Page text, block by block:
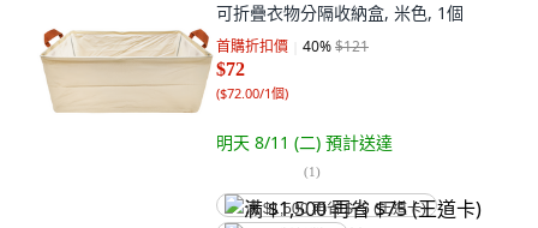
可折疊衣物分隔收納盒, 米色, 1個
首購折扣價 40%$121
$72
($72.00/1個)
明天 8/11 (二) 預計送達
(1)
满 $1,500 再省 $75 (王道卡)